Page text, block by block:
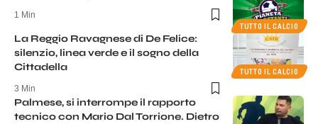
TUTTO IL CALCIO
1 Min
TUTTO IL CALCIO
La Reggio Ravagnese di De Felice:
silenzio, linea verde e il sogno della
Cittadella
3 Min
Palmese, si interrompe il rapporto
tecnico con Mario Dal Torrione. Dietro